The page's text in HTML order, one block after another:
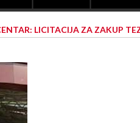
LICITACIJA ZA ZAKUP